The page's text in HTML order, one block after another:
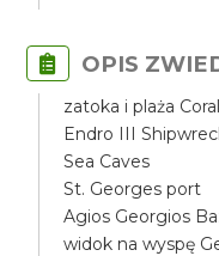
OPIS
zatoka i plaża
Endro III
Sea Caves
St. Georges port
Agios Georgios
widok na wyspę